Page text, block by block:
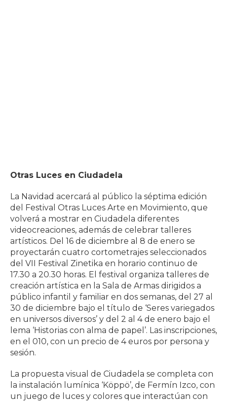
Otras Luces en Ciudadela
La Navidad acercará al público la séptima edición
del Festival Otras Luces Arte en Movimiento, que
volverá a mostrar en Ciudadela diferentes
videocreaciones, además de celebrar talleres
artísticos. Del 16 de diciembre al 8 de enero se
proyectarán cuatro cortometrajes seleccionados
del VII Festival Zinetika en horario continuo de
17.30 a 20.30 horas. El festival organiza talleres de
creación artística en la Sala de Armas dirigidos a
público infantil y familiar en dos semanas, del 27 al
30 de diciembre bajo el título de ‘Seres variegados
en universos diversos’ y del 2 al 4 de enero bajo el
lema ‘Historias con alma de papel’. Las inscripciones,
en el 010, con un precio de 4 euros por persona y
sesión.
La propuesta visual de Ciudadela se completa con
la instalación lumínica ‘Köppö’, de Fermín Izco, con
un juego de luces y colores que interactúan con